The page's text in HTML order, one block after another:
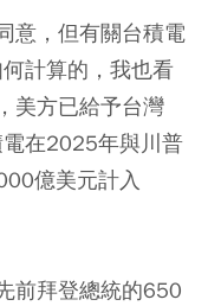
意，但有關台積電
計算的，我也看
美方已給予台灣
在2025年與川普
億美元計入
前拜登總統的650